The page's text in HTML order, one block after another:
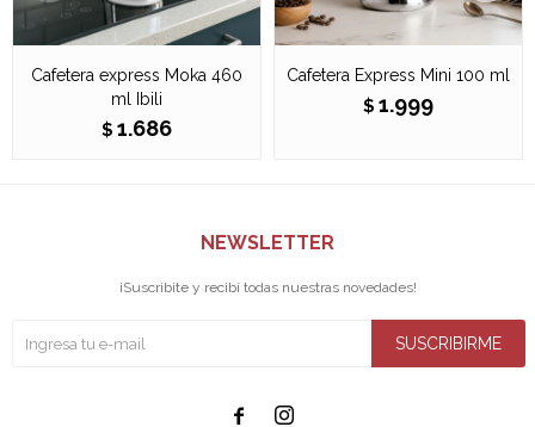
Cafetera express Moka 460
ml Ibili
$ 1.686
Cafetera Express Mini 100 ml
$ 1.999
NEWSLETTER
¡Suscribite y recibí todas nuestras novedades!
SUSCRIBIRME
 